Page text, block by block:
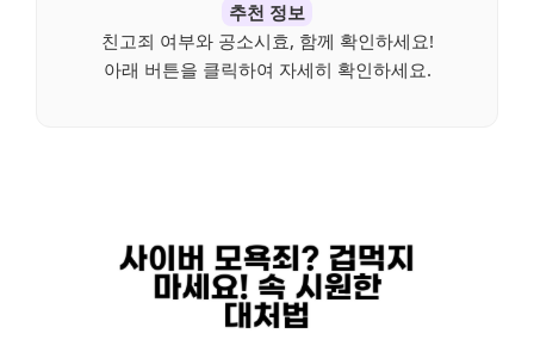
추천 정보
친고죄 여부와 공소시효, 함께 확인하세요!
아래 버튼을 클릭하여 자세히 확인하세요.